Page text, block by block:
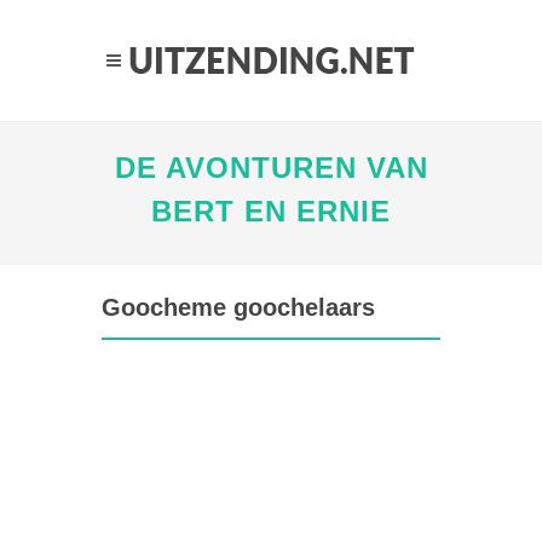
DE AVONTUREN VAN
BERT EN ERNIE
Goocheme goochelaars